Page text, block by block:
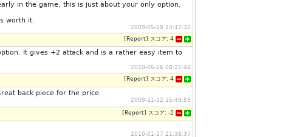
in the game, this is just about your only option.
worth it.
2009-05-18 23:47:32
[ Report] スコア: 4
It gives +2 attack and is a rather easy item to
2010-06-26 08:25:44
[ Report] スコア: 4
back piece for the price.
2009-11-12 15:49:59
[ Report] スコア: -2
2010-01-17 21:38:37